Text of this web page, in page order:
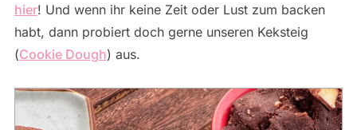
hier! Und wenn ihr keine Zeit oder Lust zum backen
habt, dann probiert doch gerne unseren Keksteig
(Cookie Dough) aus.